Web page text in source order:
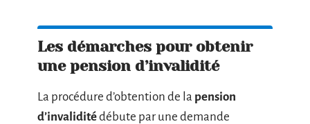
Les démarches pour obtenir
une pension d’invalidité
La procédure d’obtention de la pension
d’invaliditédébute par une demande